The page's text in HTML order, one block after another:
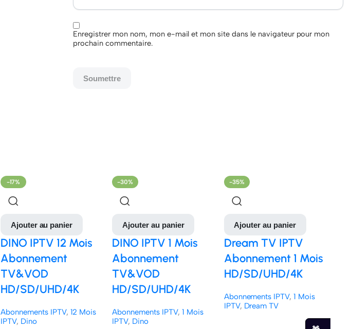
Enregistrer mon nom, mon e-mail et mon site dans le navigateur pour mon
prochain commentaire.
-17%
Ajouter au panier
DINO IPTV 12 Mois
Abonnement
TV&VOD
HD/SD/UHD/4K
Abonnements IPTV, 12 Mois
IPTV, Dino
-30%
Ajouter au panier
DINO IPTV 1 Mois
Abonnement
TV&VOD
HD/SD/UHD/4K
Abonnements IPTV, 1 Mois
IPTV, Dino
-35%
Ajouter au panier
Dream TV IPTV
Abonnement 1 Mois
HD/SD/UHD/4K
Abonnements IPTV, 1 Mois
IPTV, Dream TV